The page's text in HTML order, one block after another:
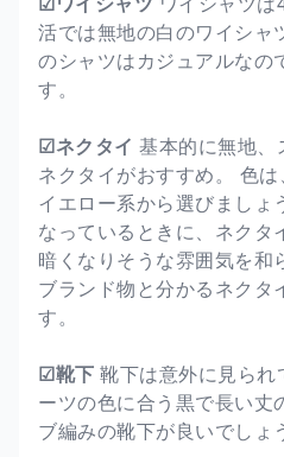
活では無地の白のワイシャ
のシャツはカジュアルなの
す。
☑ネクタイ 基本的に無地、
ネクタイがおすすめ。 色は
イエロー系から選びましょ
なっているときに、ネクタ
暗くなりそうな雰囲気を和
ブランド物と分かるネクタ
す。
☑靴下 靴下は意外に見られ
ーツの色に合う黒で長い丈
ブ編みの靴下が良いでしょ